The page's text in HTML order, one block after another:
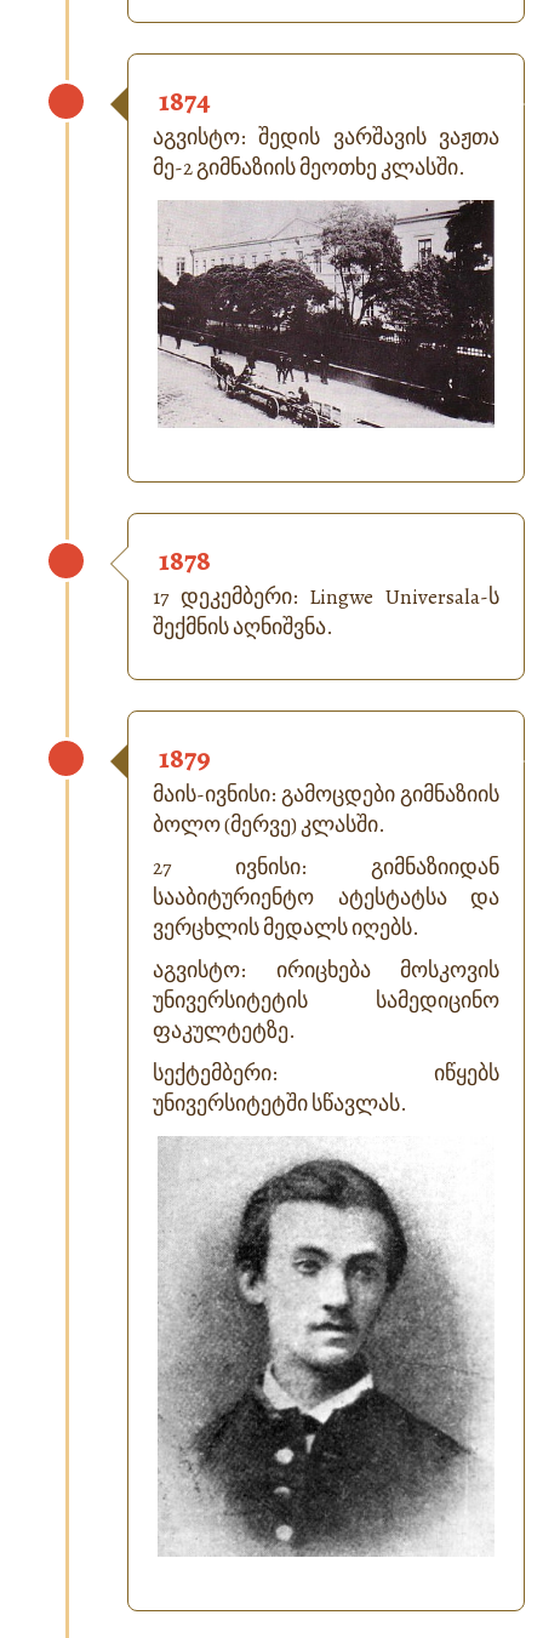
1874
აგვისტო: შედის ვარშავის ვაჟთა
მე-2 გიმნაზიის მეოთხე კლასში.
1878
17 დეკემბერი: Lingwe Universala-ს
შექმნის აღნიშვნა.
1879
მაის-ივნისი: გამოცდები გიმნაზიის
ბოლო (მერვე) კლასში.
27 ივნისი: გიმნაზიიდან
სააბიტურიენტო ატესტატსა და
ვერცხლის მედალს იღებს.
აგვისტო: ირიცხება მოსკოვის
უნივერსიტეტის სამედიცინო
ფაკულტეტზე.
სექტემბერი: იწყებს
უნივერსიტეტში სწავლას.